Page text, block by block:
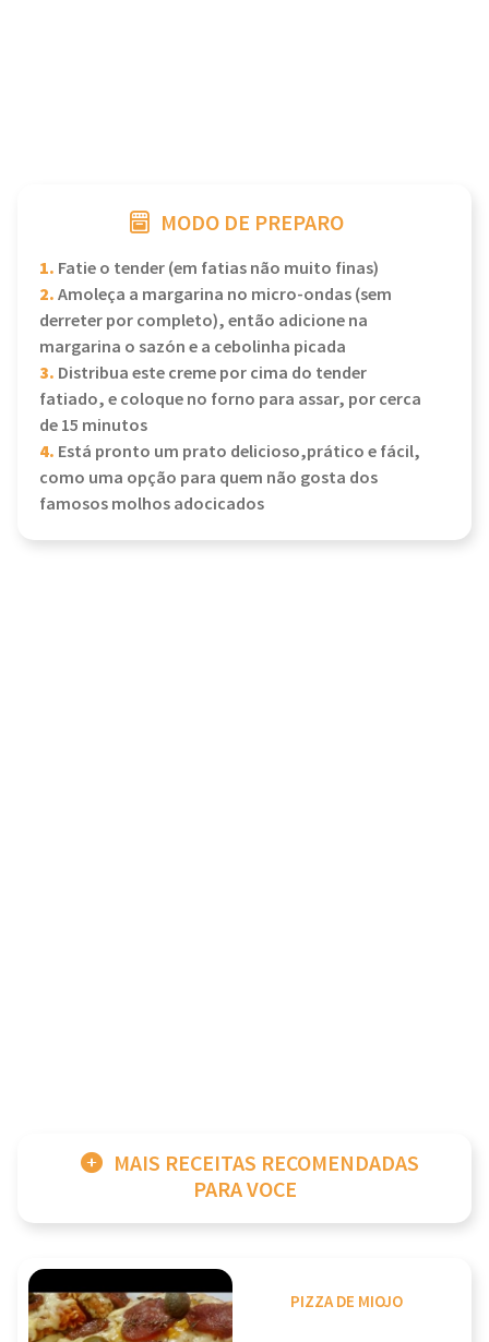
MODO DE PREPARO
1. Fatie o tender (em fatias não muito finas)
2.Amoleça a margarina no micro-ondas (sem
derreter por completo), então adicione na
margarina o sazón e a cebolinha picada
3. Distribua este creme por cima do tender
fatiado, e coloque no forno para assar, por cerca
de 15 minutos
4. Está pronto um prato delicioso,prático e fácil,
como uma opção para quem não gosta dos
famosos molhos adocicados
MAIS RECEITAS RECOMENDADAS
PARA VOCE
PIZZA DE MIOJO